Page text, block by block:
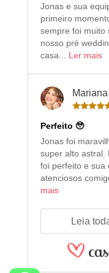
Jonas e sua
primeiro
sempre foi muito
nosso pré
casa... Ler mais
Perfeito 🥹
Jonas foi
super alto astral.
foi perfeito e sua
atenciosos
mais
Leia